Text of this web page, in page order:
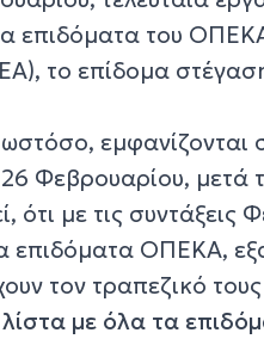
επιδόματα του
το επίδομα
Φεβρουαρίου, μετά
ότι με τις
επιδόματα ΟΠΕΚΑ,
τον τραπεζικό
λίστα με όλα τα